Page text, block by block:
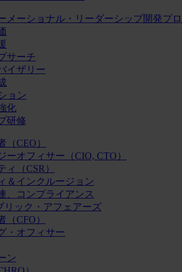
メーショナル・リーダーシップ開発プ
サーチ
イザリー
ョン
化
研修
（CEO）
ーオフィサー（CIO, CTO）
ィ（CSR）
＆インクルージョン
、コンプライアンス
リック・アフェアーズ
（CFO）
・オフィサー
ン